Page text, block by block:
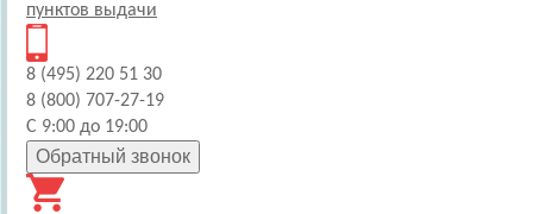
пунктов выдачи
8 (495) 220 51 30
8 (800) 707-27-19
С 9:00 до 19:00
Обратный звонок